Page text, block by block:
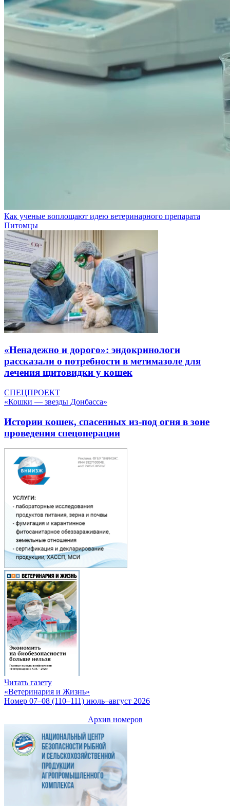
Как ученые воплощают идею ветеринарного препарата
Питомцы
«Ненадежно и дорого»: эндокринологи
рассказали о потребности в метимазоле для
лечения щитовидки у кошек
СПЕЦПРОЕКТ
«Кошки — звезды Донбасса»
Истории кошек, спасенных из-под огня в зоне
проведения спецоперации
Читать газету
«Ветеринария и Жизнь»
Номер 07–08 (110–111) июль–август 2026
Архив номеров